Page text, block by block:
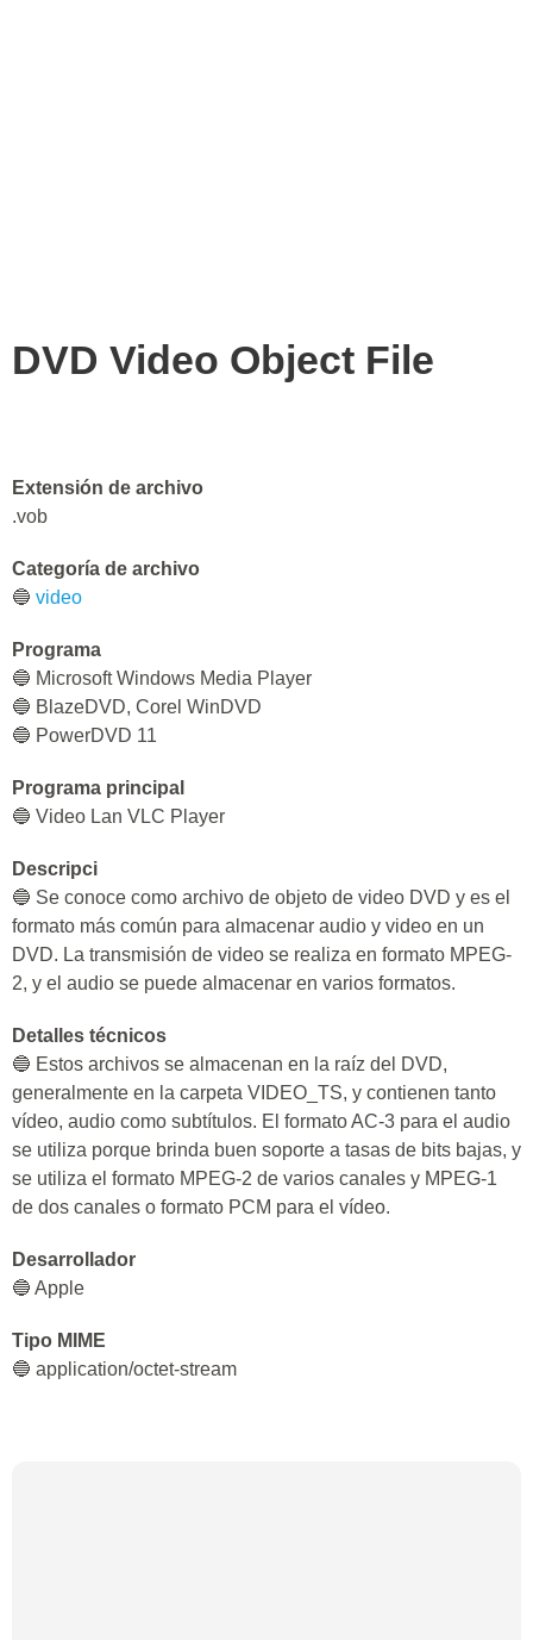
DVD Video Object File
Extensión de archivo
.vob
Categoría de archivo
🔵 video
Programa
🔵 Microsoft Windows Media Player
🔵 BlazeDVD, Corel WinDVD
🔵 PowerDVD 11
Programa principal
🔵 Video Lan VLC Player
Descripci
🔵 Se conoce como archivo de objeto de video DVD y es el
formato más común para almacenar audio y video en un
DVD. La transmisión de video se realiza en formato MPEG-
2, y el audio se puede almacenar en varios formatos.
Detalles técnicos
🔵 Estos archivos se almacenan en la raíz del DVD,
generalmente en la carpeta VIDEO_TS, y contienen tanto
vídeo, audio como subtítulos. El formato AC-3 para el audio
se utiliza porque brinda buen soporte a tasas de bits bajas, y
se utiliza el formato MPEG-2 de varios canales y MPEG-1
de dos canales o formato PCM para el vídeo.
Desarrollador
🔵 Apple
Tipo MIME
🔵 application/octet-stream